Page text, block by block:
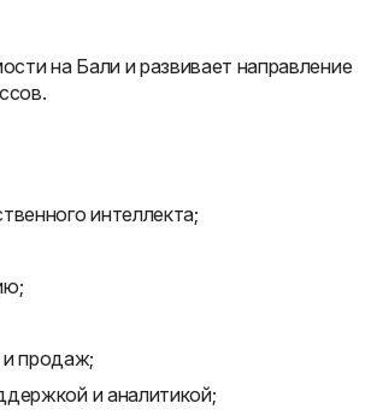
на Бали и развивает направление
интеллекта;
и продаж;
и аналитикой;